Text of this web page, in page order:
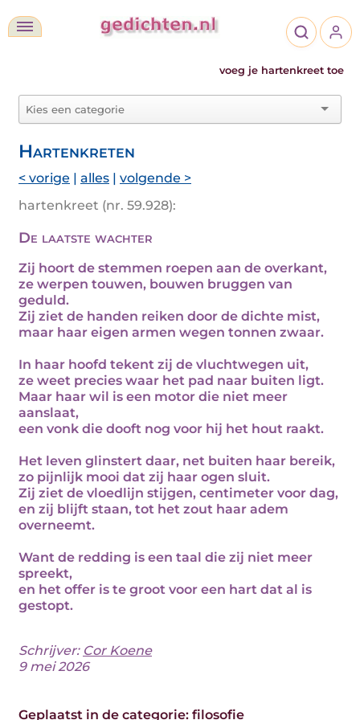
voeg je hartenkreet toe
Hartenkreten
< vorige | alles | volgende >
hartenkreet (nr. 59.928):
De laatste wachter
Zij hoort de stemmen roepen aan de overkant,
ze werpen touwen, bouwen bruggen van
geduld.
Zij ziet de handen reiken door de dichte mist,
maar haar eigen armen wegen tonnen zwaar.
In haar hoofd tekent zij de vluchtwegen uit,
ze weet precies waar het pad naar buiten ligt.
Maar haar wil is een motor die niet meer
aanslaat,
een vonk die dooft nog voor hij het hout raakt.
Het leven glinstert daar, net buiten haar bereik,
zo pijnlijk mooi dat zij haar ogen sluit.
Zij ziet de vloedlijn stijgen, centimeter voor dag,
en zij blijft staan, tot het zout haar adem
overneemt.
Want de redding is een taal die zij niet meer
spreekt,
en het offer is te groot voor een hart dat al is
gestopt.
Schrijver: Cor Koene
9 mei 2026
Geplaatst in de categorie: filosofie